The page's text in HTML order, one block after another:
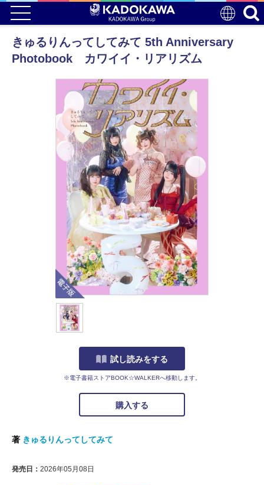
きゅるりんってしてみて 5th Anniversary
Photobook カワイイ・リアリズム
電子版
試し読みをする
※電子書籍ストアBOOK☆WALKERへ移動します。
購入する
著 きゅるりんってしてみて
発売日： 2026年05月08日